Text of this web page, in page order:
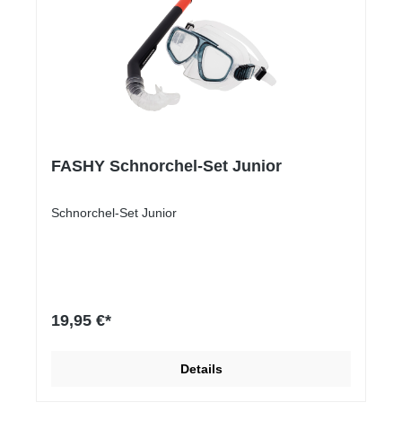
FASHY Schnorchel-Set Junior
Schnorchel-Set Junior
19,95 €*
Details